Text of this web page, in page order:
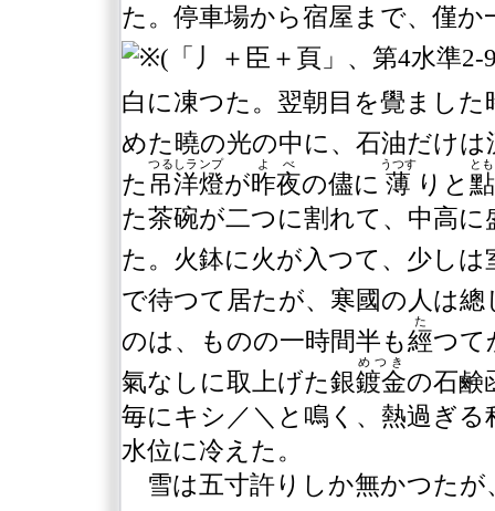
た。停車場から宿屋まで、僅
白に凍つた。翌朝目を覺まし
めた曉の光の中に、石油だけ
た 吊洋燈
つるしランプ
が昨夜
よべ
の儘に 薄
うつす
りと 點
とも
た茶碗が二つに割れて、中高
た。火鉢に火が入つて、少し
で待つて居たが、寒國の人は
のは、ものの一時間半も經
た
つて
氣なしに取上げた銀鍍金
めつき
の石鹸
毎にキシ／＼と鳴く、熱過ぎ
水位に冷えた。
雪は五寸許りしか無かつたが